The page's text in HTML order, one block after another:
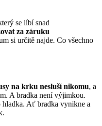
se líbí snad
za záruku
si určitě najde. Co všechno
na krku nesluší nikomu, a
A bradka není výjimkou.
hladka. Ať bradka vynikne a